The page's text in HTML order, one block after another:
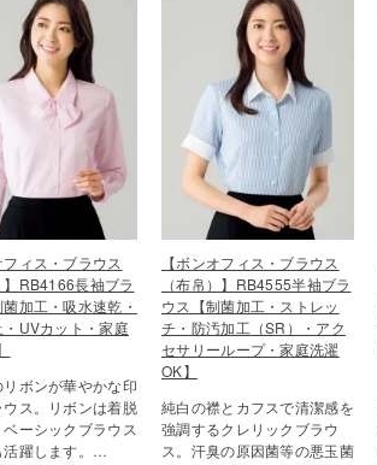
フィス・ブラウス
】RB4166長袖ブラ
加工・吸水速乾・
UVカット・家庭
リボンが華やかな印
ス。リボンは着脱
ーシックブラウス
活躍します。…
【ボンオフィス・ブラウス
（布帛）】RB4555半袖ブラ
ウス【制菌加工・ストレッ
チ・防汚加工（SR）・アク
セサリーループ・家庭洗濯
OK】
純白の襟とカフスで清潔感を
強調するクレリックブラウ
ス。汗臭の原因菌等の悪玉菌